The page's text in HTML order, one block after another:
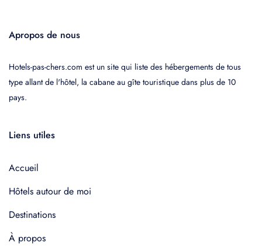
Apropos de nous
Hotels-pas-chers.com est un site qui liste des hébergements de tous
type allant de l'hôtel, la cabane au gîte touristique dans plus de 10
pays.
Liens utiles
Accueil
Hôtels autour de moi
Destinations
À propos